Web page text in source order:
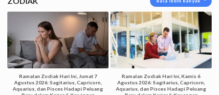
Ramalan Zodiak Hari Ini, Jumat 7
Agustus 2026: Sagitarius, Capricorn,
Aquarius, dan Pisces Hadapi Peluang
Ramalan Zodiak Hari Ini, Kamis 6
Agustus 2026: Sagitarius, Capricorn,
Aquarius, dan Pisces Hadapi Peluang